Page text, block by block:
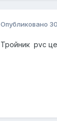
Опубликовано
Тройник pvc